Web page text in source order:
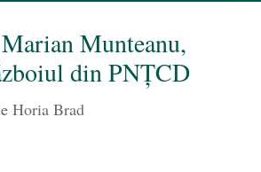
Munteanu,
din PNȚCD
Horia Brad